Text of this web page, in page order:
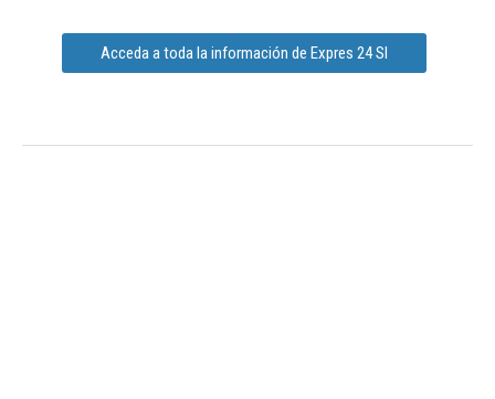
Acceda a toda la información de Expres 24 Sl